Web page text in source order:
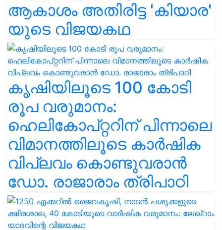
ആകാശം അതിരിട്ട 'കിയാര'
യുടെ വിജയകഥ
കൃഷിയിലൂടെ 100 കോടി
രൂപ വരുമാനം:
ഹെലികോപ്റ്ററിന് പിന്നാലെ
വിമാനത്തിലൂടെ കാർഷിക
വിപ്ലവം കൊണ്ടുവരാൻ
ഡോ. രാജാരാം ത്രിപാഠി